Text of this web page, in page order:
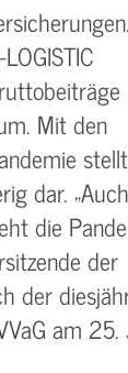
Mit den
dar.
die
der
der
am 25.